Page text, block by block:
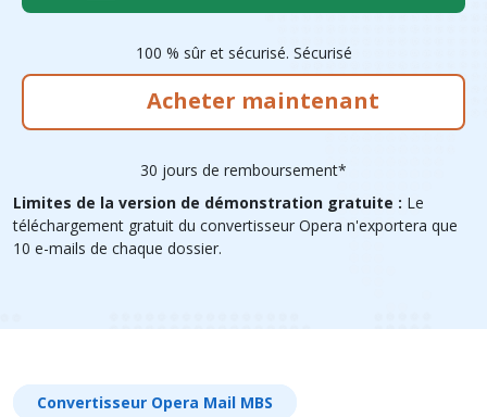
100 % sûr et sécurisé. Sécurisé
Acheter maintenant
30 jours de remboursement*
Limites de la version de démonstration gratuite : Le
téléchargement gratuit du convertisseur Opera n'exportera que
10 e-mails de chaque dossier.
Convertisseur Opera Mail MBS